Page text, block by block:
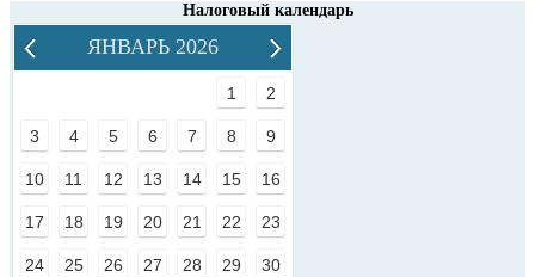
Налоговый календарь
ЯНВАРЬ 2026
1 2
3 4 5 6 7 8 9
10 11 12 13 14 15 16
17 18 19 20 21 22 23
24 25 26 27 28 29 30